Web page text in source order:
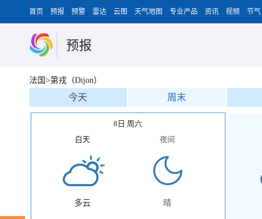
首页 预报 预警 雷达 云图 天气地图 专业产品 资讯 视频 节气
预报
法国>第戎（Dijon）
今天 周末
8日 周六
白天
多云
夜间
晴